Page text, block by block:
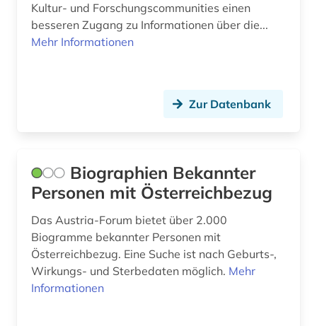
staat (1)
staatsminister (1)
süddeutschland (1)
südtirol (1)
tagebuch (2)
Kultur- und Forschungscommunities einen
besseren Zugang zu Informationen über die...
Mehr Informationen
Zur Datenbank
Biographien Bekannter
Personen mit Österreichbezug
Das Austria-Forum bietet über 2.000
Biogramme bekannter Personen mit
Österreichbezug. Eine Suche ist nach Geburts-,
Wirkungs- und Sterbedaten möglich. Mehr
Informationen